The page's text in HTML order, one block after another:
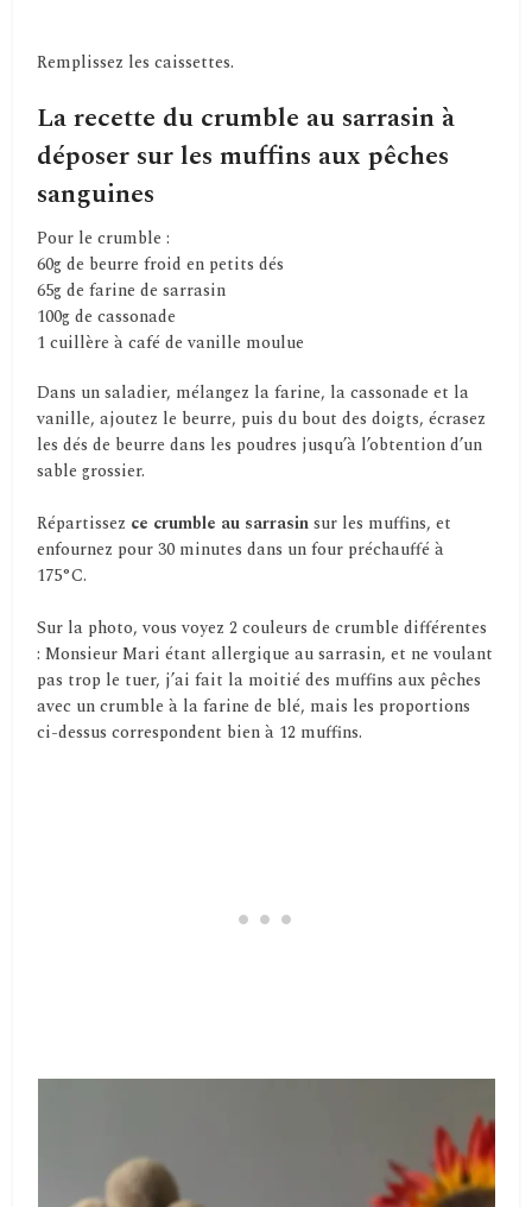
Remplissez les caissettes.
La recette du crumble au sarrasin à
déposer sur les muffins aux pêches
sanguines
Pour le crumble :
60g de beurre froid en petits dés
65g de farine de sarrasin
100g de cassonade
1 cuillère à café de vanille moulue
Dans un saladier, mélangez la farine, la cassonade et la
vanille, ajoutez le beurre, puis du bout des doigts, écrasez
les dés de beurre dans les poudres jusqu’à l’obtention d’un
sable grossier.
Répartissez ce crumble au sarrasinsur les muffins, et
enfournez pour 30 minutes dans un four préchauffé à
175°C.
Sur la photo, vous voyez 2 couleurs de crumble différentes
: Monsieur Mari étant allergique au sarrasin, et ne voulant
pas trop le tuer, j’ai fait la moitié des muffins aux pêches
avec un crumble à la farine de blé, mais les proportions
ci-dessus correspondent bien à 12 muffins.